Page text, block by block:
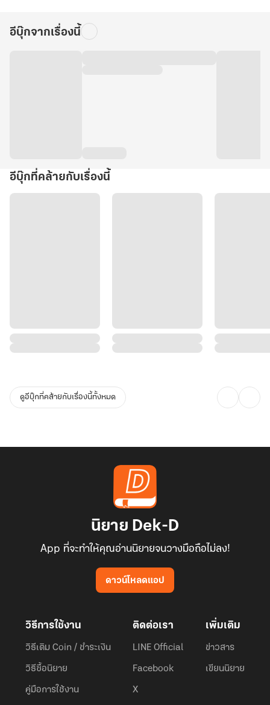
อีบุ๊กจากเรื่องนี้
อีบุ๊กที่คล้ายกับเรื่องนี้
ดูอีบุ๊กที่คล้ายกับเรื่องนี้ทั้งหมด
นิยาย Dek-D
App ที่จะทำให้คุณอ่านนิยายจนวางมือถือไม่ลง!
ดาวน์โหลดแอป
วิธีการใช้งาน
วิธีเติม Coin / ชำระเงิน
วิธีซื้อนิยาย
คู่มือการใช้งาน
ติดต่อเรา
LINE Official
Facebook
X
เพิ่มเติม
ข่าวสาร
เขียนนิยาย